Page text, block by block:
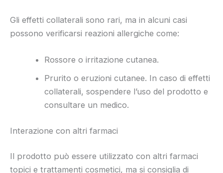
Gli effetti collaterali sono rari, ma in alcuni casi
possono verificarsi reazioni allergiche come:
Rossore o irritazione cutanea.
Prurito o eruzioni cutanee. In caso di effetti
collaterali, sospendere l’uso del prodotto e
consultare un medico.
Interazione con altri farmaci
Il prodotto può essere utilizzato con altri farmaci
topici e trattamenti cosmetici, ma si consiglia di